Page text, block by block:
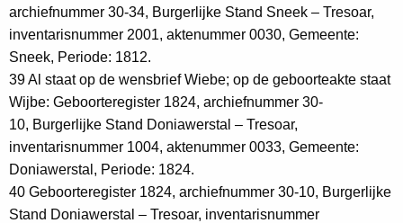
archiefnummer 30-34, Burgerlijke Stand Sneek – Tresoar,
inventarisnummer 2001, aktenummer 0030, Gemeente:
Sneek, Periode: 1812.
39 Al staat op de wensbrief Wiebe; op de geboorteakte staat
Wijbe: Geboorteregister 1824, archiefnummer 30-
10, Burgerlijke Stand Doniawerstal – Tresoar,
inventarisnummer 1004, aktenummer 0033, Gemeente:
Doniawerstal, Periode: 1824.
40 Geboorteregister 1824, archiefnummer 30-10, Burgerlijke
Stand Doniawerstal – Tresoar, inventarisnummer